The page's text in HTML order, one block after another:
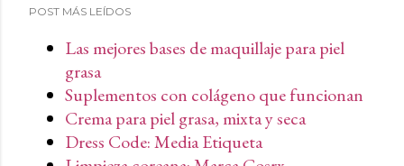
POST MÁS LEÍDOS
Las mejores bases de maquillaje para piel
grasa
Suplementos con colágeno que funcionan
Crema para piel grasa, mixta y seca
Dress Code: Media Etiqueta